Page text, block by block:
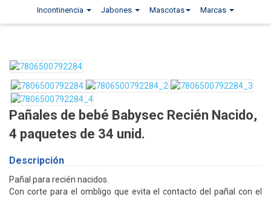
Incontinencia Jabones Mascotas Marcas
Pañales de bebé Babysec Recién Nacido,
4 paquetes de 34 unid.
Descripción
Pañal para recién nacidos.
Con corte para el ombligo que evita el contacto del pañal con el